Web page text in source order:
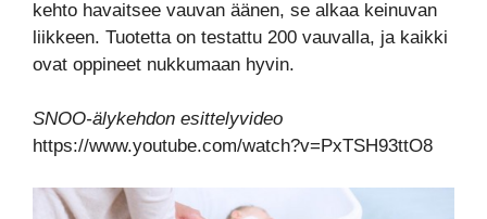
kehto havaitsee vauvan äänen, se alkaa keinuvan
liikkeen. Tuotetta on testattu 200 vauvalla, ja kaikki
ovat oppineet nukkumaan hyvin.
SNOO-älykehdon esittelyvideo
https://www.youtube.com/watch?v=PxTSH93ttO8